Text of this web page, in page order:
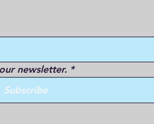
newsletter. *
Subscribe